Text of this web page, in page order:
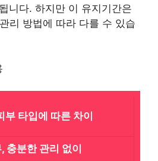
니다. 하지만 이 유지기간은
리 방법에 따라 다를 수 있습
부 타입에 따른 차이
충분한 관리 없이